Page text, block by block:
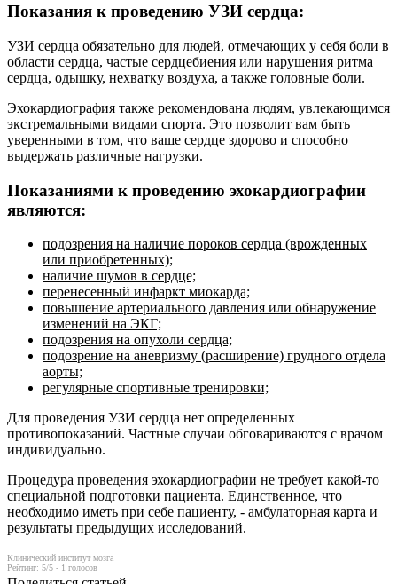
Показания к проведению УЗИ сердца:
УЗИ сердца обязательно для людей, отмечающих у себя боли в
области сердца, частые сердцебиения или нарушения ритма
сердца, одышку, нехватку воздуха, а также головные боли.
Эхокардиография также рекомендована людям, увлекающимся
экстремальными видами спорта. Это позволит вам быть
уверенными в том, что ваше сердце здорово и способно
выдержать различные нагрузки.
Показаниями к проведению эхокардиографии
являются:
подозрения на наличие пороков сердца (врожденных
или приобретенных);
наличие шумов в сердце;
перенесенный инфаркт миокарда;
повышение артериального давления или обнаружение
изменений на ЭКГ;
подозрения на опухоли сердца;
подозрение на аневризму (расширение) грудного отдела
аорты;
регулярные спортивные тренировки;
Для проведения УЗИ сердца нет определенных
противопоказаний. Частные случаи обговариваются с врачом
индивидуально.
Процедура проведения эхокардиографии не требует какой-то
специальной подготовки пациента. Единственное, что
необходимо иметь при себе пациенту, - амбулаторная карта и
результаты предыдущих исследований.
Клинический институт мозга
Рейтинг: 5/5 - 1 голосов